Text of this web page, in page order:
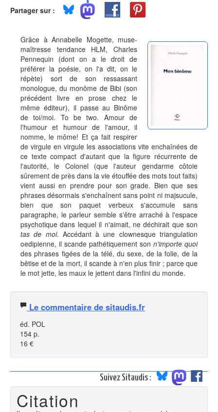
Partager sur :
Grâce à Annabelle Mogette, muse-
maîtresse tendance HLM, Charles
Pennequin (dont on a le droit de
préférer la poésie, on l'a dit, on le
répète) sort de son ressassant
monologue, du monôme de Bibi (son
précédent livre en prose chez le
même éditeur), il passe au Binôme
de toi/moi. To be two. Amour de
l'humour et humour de l'amour, il
nomme, le môme! Et ça fait respirer
de virgule en virgule les associations vite enchaînées de
ce texte compact d'autant que la figure récurrente de
l'autorité, le Colonel (que l'auteur gendarme côtoie
sûrement de près dans la vie étouffée des mots tout faits)
vient aussi en prendre pour son grade. Bien que ses
phrases désormais s'enchaînent sans point ni majsucule,
bien que son paquet verbeux s'accumule sans
paragraphe, le parleur semble s'être arraché à l'espace
psychotique dans lequel il n'aimait, ne déchirait que son
tas de moi. Accédant à une clownesque triangulation
oedipienne, il scande pathétiquement son n'importe quoi
des phrases figées de la télé, du sexe, de la folie, de la
bêtise et de la mort, il scande à n'en plus finir ; parce que
le mot jette, les maux le jettent dans l'infini du monde.
Le commentaire de sitaudis.fr
éd. POL
154 p.
16 €
Suivez Sitaudis :
Citation